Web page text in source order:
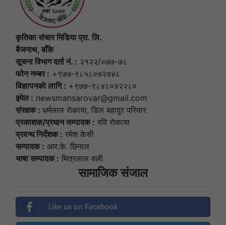
कृतिका संचार मिडिया प्रा. लि.
बैजनाथ, बाँके
सूचना विभाग दर्ता नं. : २१२२/०७७-७८
फोन नम्बर : +९७७-९८५८०७२७४८
विज्ञापनकाे लागि : +९७७-९८४८०४२२८०
इमेल : newsmansarovar@gmail.com
संरक्षक : धर्मलाल राेकाया, डिल बहादुर परियार
प्रकाशक/प्रधान सम्पादक : रवि राेकाया
प्रवन्ध निर्देशक : रमेश केसी
सम्पादक : आर.के. छिनाल
भाषा सम्पादक : मित्रलाल वली
सामाजिक संजाल
Like us on Facebook